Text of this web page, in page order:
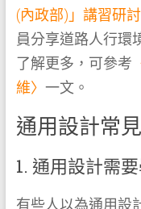
(內政部)」講習研
員分享道路人行環
了解更多，可參考
維〉 一文。
通用設計常
1. 通用設計需
有些人以為通用設